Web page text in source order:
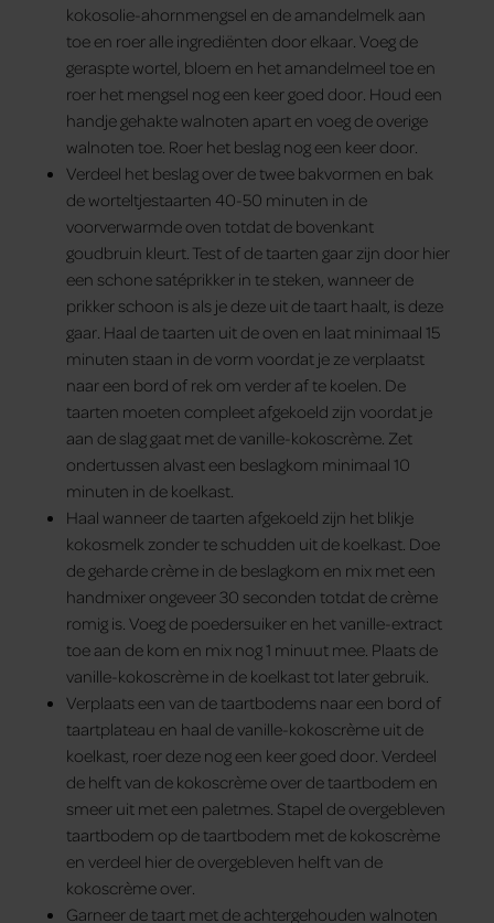
kokosolie-ahornmengsel en de amandelmelk aan
toe en roer alle ingrediënten door elkaar. Voeg de
geraspte wortel, bloem en het amandelmeel toe en
roer het mengsel nog een keer goed door. Houd een
handje gehakte walnoten apart en voeg de overige
walnoten toe. Roer het beslag nog een keer door.
Verdeel het beslag over de twee bakvormen en bak
de worteltjestaarten 40-50 minuten in de
voorverwarmde oven totdat de bovenkant
goudbruin kleurt. Test of de taarten gaar zijn door hier
een schone satéprikker in te steken, wanneer de
prikker schoon is als je deze uit de taart haalt, is deze
gaar. Haal de taarten uit de oven en laat minimaal 15
minuten staan in de vorm voordat je ze verplaatst
naar een bord of rek om verder af te koelen. De
taarten moeten compleet afgekoeld zijn voordat je
aan de slag gaat met de vanille-kokoscrème. Zet
ondertussen alvast een beslagkom minimaal 10
minuten in de koelkast.
Haal wanneer de taarten afgekoeld zijn het blikje
kokosmelk zonder te schudden uit de koelkast. Doe
de geharde crème in de beslagkom en mix met een
handmixer ongeveer 30 seconden totdat de crème
romig is. Voeg de poedersuiker en het vanille-extract
toe aan de kom en mix nog 1 minuut mee. Plaats de
vanille-kokoscrème in de koelkast tot later gebruik.
Verplaats een van de taartbodems naar een bord of
taartplateau en haal de vanille-kokoscrème uit de
koelkast, roer deze nog een keer goed door. Verdeel
de helft van de kokoscrème over de taartbodem en
smeer uit met een paletmes. Stapel de overgebleven
taartbodem op de taartbodem met de kokoscrème
en verdeel hier de overgebleven helft van de
kokoscrème over.
Garneer de taart met de achtergehouden walnoten